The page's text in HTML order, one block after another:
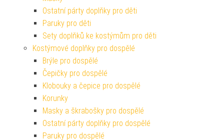
Ostatní párty doplňky pro děti
Paruky pro děti
Sety doplňků ke kostýmům pro děti
Kostýmové doplňky pro dospělé
Brýle pro dospělé
Čepičky pro dospělé
Klobouky a čepice pro dospělé
Korunky
Masky a škrabošky pro dospělé
Ostatní párty doplňky pro dospělé
Paruky pro dospělé